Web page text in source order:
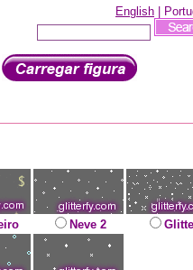
English |
Neve 2